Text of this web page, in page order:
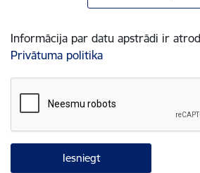
Informācija par datu apstrādi ir
Privātuma politika